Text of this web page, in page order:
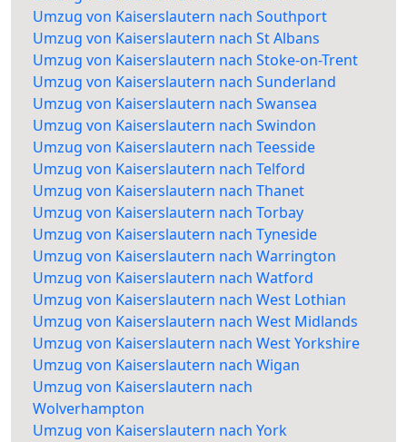
Umzug von Kaiserslautern nach Southport
Umzug von Kaiserslautern nach St Albans
Umzug von Kaiserslautern nach Stoke-on-Trent
Umzug von Kaiserslautern nach Sunderland
Umzug von Kaiserslautern nach Swansea
Umzug von Kaiserslautern nach Swindon
Umzug von Kaiserslautern nach Teesside
Umzug von Kaiserslautern nach Telford
Umzug von Kaiserslautern nach Thanet
Umzug von Kaiserslautern nach Torbay
Umzug von Kaiserslautern nach Tyneside
Umzug von Kaiserslautern nach Warrington
Umzug von Kaiserslautern nach Watford
Umzug von Kaiserslautern nach West Lothian
Umzug von Kaiserslautern nach West Midlands
Umzug von Kaiserslautern nach West Yorkshire
Umzug von Kaiserslautern nach Wigan
Umzug von Kaiserslautern nach
Wolverhampton
Umzug von Kaiserslautern nach York